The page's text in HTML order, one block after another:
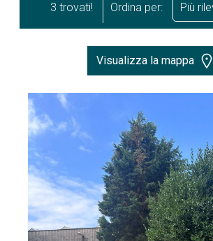
3 trovati! Ordina per: Più
Visualizza la mappa